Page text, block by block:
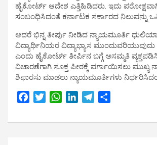
ಹೈಕೋರ್ಟ್ ಆದೇಶ ಎತ್ತಿಹಿಡಿದರು. ಇದು
ಸಂಬಂಧಿಸಿದಂತೆ ಕರ್ನಾಟಕ ಸರ್ಕಾರದ ನಿಲುವನ್ನು
ಆದರೆ ಭಿನ್ನ ತೀರ್ಪು ನೀಡಿದ ನ್ಯಾಯಮೂರ್ತಿ
ವಿದ್ಯಾರ್ಥಿನಿಯರ ವಿದ್ಯಾಭ್ಯಾಸ
ಎಂದು ಹೈಕೋರ್ಟ್ ತೀರ್ಪಿನ ಬಗ್ಗೆ ಅಸಮ್ಮತಿ
ವಿಚಾರಣೆಗಾಗಿ ಸೂಕ್ತ ಪೀಠಕ್ಕೆ‌ ವರ್ಗಾಯಿಸಲು
ಶಿಫಾರಸು ಮಾಡಲು ನ್ಯಾಯಮೂರ್ತಿಗಳು
c
i
W
a
n
l
a